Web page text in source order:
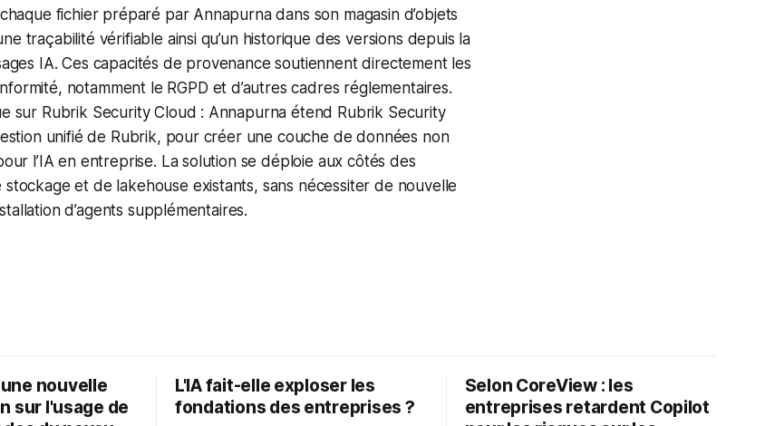
fichier préparé par Annapurna dans son magasin d’objets
traçabilité vérifiable ainsi qu’un historique des versions depuis la
IA. Ces capacités de provenance soutiennent directement les
notamment le RGPD et d’autres cadres réglementaires.
sur Rubrik Security Cloud : Annapurna étend Rubrik Security
unifié de Rubrik, pour créer une couche de données non
l’IA en entreprise. La solution se déploie aux côtés des
et de lakehouse existants, sans nécessiter de nouvelle
d’agents supplémentaires.
nouvelle
sur l'usage de
L'IA fait-elle exploser les
fondations des entreprises ?
Selon CoreView : les
entreprises retardent Copilot